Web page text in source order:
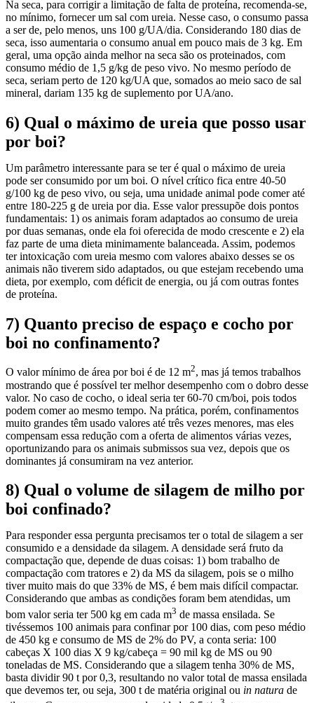
Na seca, para corrigir a limitação de falta de proteína, recomenda-se,
no mínimo, fornecer um sal com ureia. Nesse caso, o consumo passa
a ser de, pelo menos, uns 100 g/UA/dia. Considerando 180 dias de
seca, isso aumentaria o consumo anual em pouco mais de 3 kg. Em
geral, uma opção ainda melhor na seca são os proteinados, com
consumo médio de 1,5 g/kg de peso vivo. No mesmo período de
seca, seriam perto de 120 kg/UA que, somados ao meio saco de sal
mineral, dariam 135 kg de suplemento por UA/ano.
6) Qual o máximo de ureia que posso usar
por boi?
Um parâmetro interessante para se ter é qual o máximo de ureia
pode ser consumido por um boi. O nível crítico fica entre 40-50
g/100 kg de peso vivo, ou seja, uma unidade animal pode comer até
entre 180-225 g de ureia por dia. Esse valor pressupõe dois pontos
fundamentais: 1) os animais foram adaptados ao consumo de ureia
por duas semanas, onde ela foi oferecida de modo crescente e 2) ela
faz parte de uma dieta minimamente balanceada. Assim, podemos
ter intoxicação com ureia mesmo com valores abaixo desses se os
animais não tiverem sido adaptados, ou que estejam recebendo uma
dieta, por exemplo, com déficit de energia, ou já com outras fontes
de proteína.
7) Quanto preciso de espaço e cocho por
boi no confinamento?
O valor mínimo de área por boi é de 12 m2, mas já temos trabalhos
mostrando que é possível ter melhor desempenho com o dobro desse
valor. No caso de cocho, o ideal seria ter 60-70 cm/boi, pois todos
podem comer ao mesmo tempo. Na prática, porém, confinamentos
muito grandes têm usado valores até três vezes menores, mas eles
compensam essa redução com a oferta de alimentos várias vezes,
oportunizando para os animais submissos sua vez, depois que os
dominantes já consumiram na vez anterior.
8) Qual o volume de silagem de milho por
boi confinado?
Para responder essa pergunta precisamos ter o total de silagem a ser
consumido e a densidade da silagem. A densidade será fruto da
compactação que, depende de duas coisas: 1) bom trabalho de
compactação com tratores e 2) da MS da silagem, pois se o milho
tiver muito mais do que 33% de MS, é bem mais difícil compactar.
Considerando que ambas as condições foram bem atendidas, um
bom valor seria ter 500 kg em cada m3 de massa ensilada. Se
tivéssemos 100 animais para confinar por 100 dias, com peso médio
de 450 kg e consumo de MS de 2% do PV, a conta seria: 100
cabeças X 100 dias X 9 kg/cabeça = 90 mil kg de MS ou 90
toneladas de MS. Considerando que a silagem tenha 30% de MS,
basta dividir 90 t por 0,3, resultando no valor total de massa ensilada
que devemos ter, ou seja, 300 t de matéria original ou in natura de